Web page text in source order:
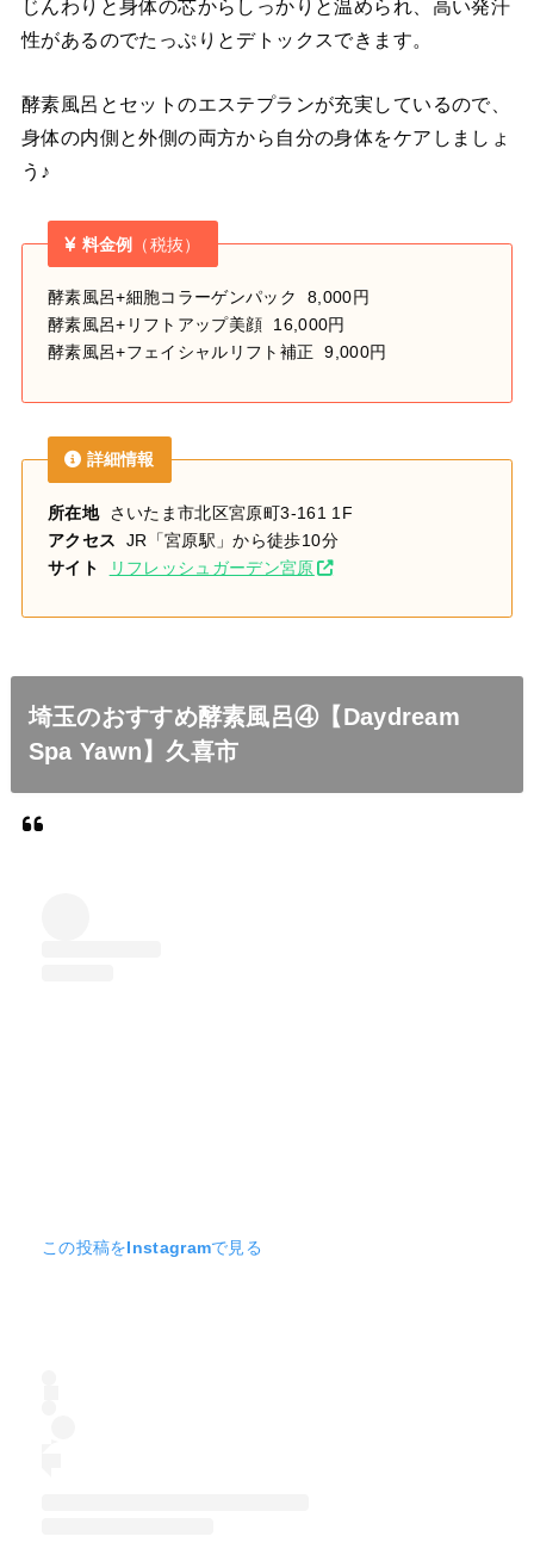
じんわりと身体の芯からしっかりと温められ、高い発汗
性があるのでたっぷりとデトックスできます。
酵素風呂とセットのエステプランが充実しているので、
身体の内側と外側の両方から自分の身体をケアしましょ
う♪
料金例 （税抜）
酵素風呂+細胞コラーゲンパック 8,000円
酵素風呂+リフトアップ美顔 16,000円
酵素風呂+フェイシャルリフト補正 9,000円
詳細情報
所在地さいたま市北区宮原町3-161 1F
アクセス JR「宮原駅」から徒歩10分
サイト
リフレッシュガーデン宮原
埼玉のおすすめ酵素風呂④【Daydream
Spa Yawn】久喜市
この投稿をInstagramで見る